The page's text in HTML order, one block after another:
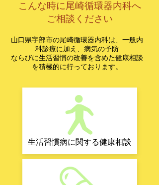
こんな時に尾崎循環器内科へ
ご相談ください
山口県宇部市の尾崎循環器内科は、一般内
科診療に加え、病気の予防
ならびに​生活習慣の改善を含めた健康相談
を積極的に行っております。
生活習慣病に関する健康相談